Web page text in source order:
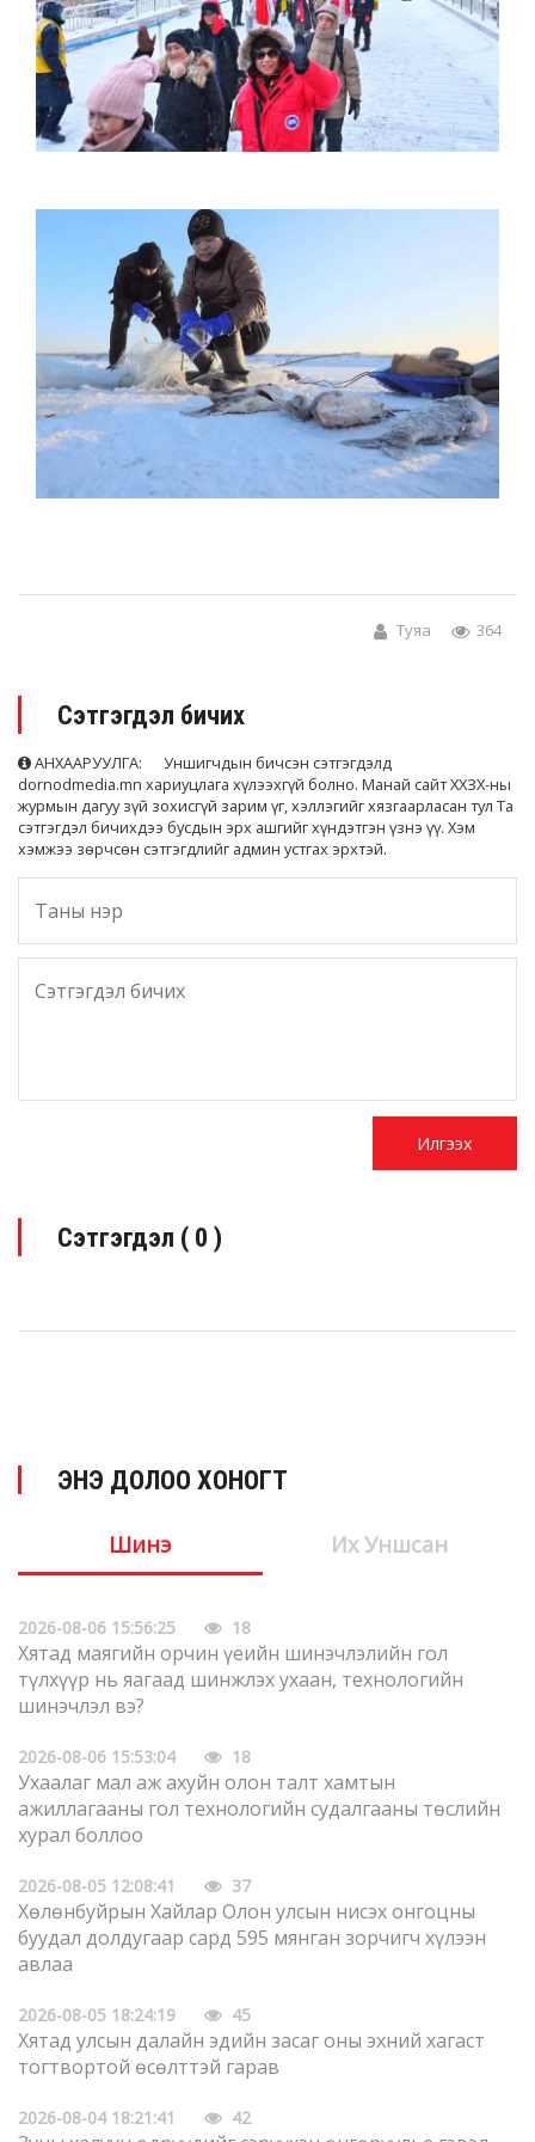
Туяа 364
Сэтгэгдэл бичих
АНХААРУУЛГА: Уншигчдын бичсэн сэтгэгдэлд
dornodmedia.mn хариуцлага хүлээхгүй болно. Манай сайт ХХЗХ-ны
журмын дагуу зүй зохисгүй зарим үг, хэллэгийг хязгаарласан тул Та
сэтгэгдэл бичихдээ бусдын эрх ашгийг хүндэтгэн үзнэ үү. Хэм
хэмжээ зөрчсөн сэтгэгдлийг админ устгах эрхтэй.
Сэтгэгдэл ( 0 )
ЭНЭ ДОЛОО ХОНОГТ
Шинэ Их Уншсан
2026-08-06 15:56:25 18
Хятад маягийн орчин үеийн шинэчлэлийн гол
түлхүүр нь яагаад шинжлэх ухаан, технологийн
шинэчлэл вэ?
2026-08-06 15:53:04 18
Ухаалаг мал аж ахуйн олон талт хамтын
ажиллагааны гол технологийн судалгааны төслийн
хурал боллоо
2026-08-05 12:08:41 37
Хөлөнбуйрын Хайлар Олон улсын нисэх онгоцны
буудал долдугаар сард 595 мянган зорчигч хүлээн
авлаа
2026-08-05 18:24:19 45
Хятад улсын далайн эдийн засаг оны эхний хагаст
тогтвортой өсөлттэй гарав
2026-08-04 18:21:41 42